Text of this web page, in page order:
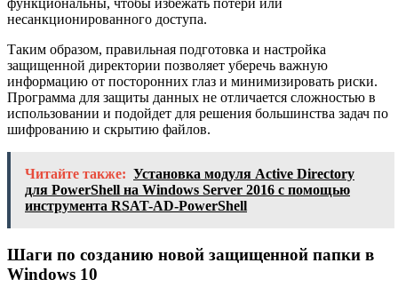
функциональны, чтобы избежать потери или
несанкционированного доступа.
Таким образом, правильная подготовка и настройка
защищенной директории позволяет уберечь важную
информацию от посторонних глаз и минимизировать риски.
Программа для защиты данных не отличается сложностью в
использовании и подойдет для решения большинства задач по
шифрованию и скрытию файлов.
Читайте также: Установка модуля Active Directory
для PowerShell на Windows Server 2016 с помощью
инструмента RSAT-AD-PowerShell
Шаги по созданию новой защищенной папки в
Windows 10